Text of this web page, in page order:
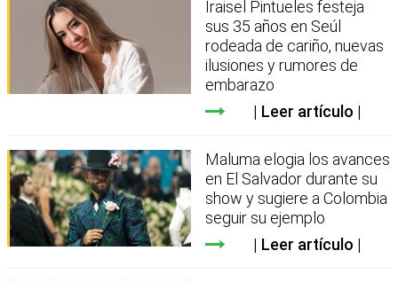
Iraisel Pintueles festeja
sus 35 años en Seúl
rodeada de cariño, nuevas
ilusiones y rumores de
embarazo
Leer artículo
Maluma elogia los avances
en El Salvador durante su
show y sugiere a Colombia
seguir su ejemplo
Leer artículo